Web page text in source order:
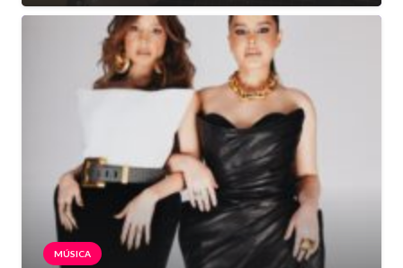
MÚSICA